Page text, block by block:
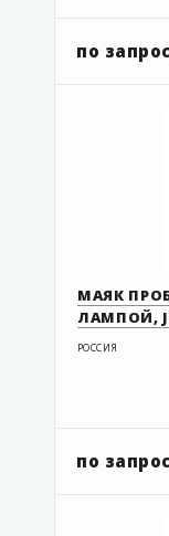
по
МАЯК
ЛАМПОЙ,
РОССИЯ
по